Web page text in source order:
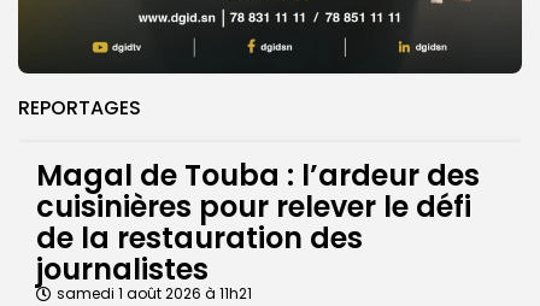
REPORTAGES
Magal de Touba : l’ardeur des
cuisinières pour relever le défi
de la restauration des
journalistes
samedi 1 août 2026 à 11h21